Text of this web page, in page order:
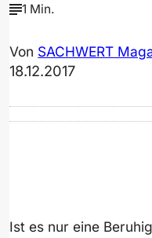
1 Min.
Von SACHWERT
18.12.2017
Ist es nur eine